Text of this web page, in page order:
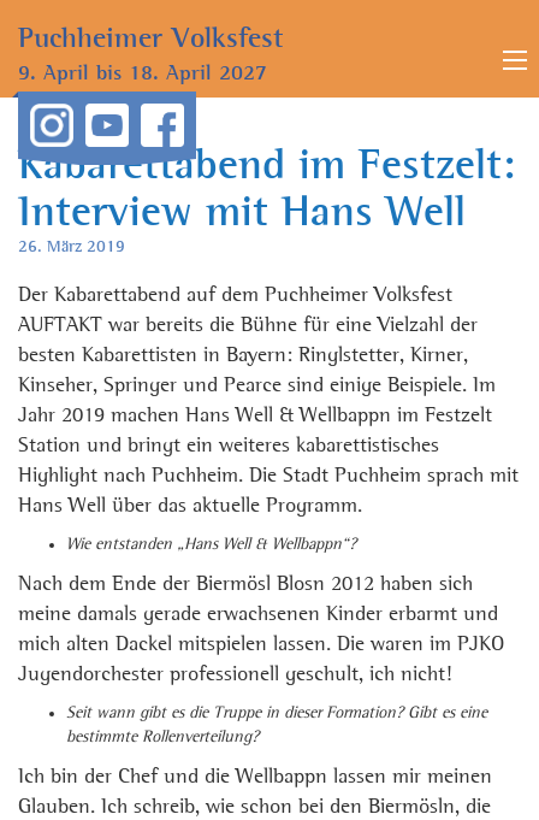
Puchheimer Volksfest
9. April bis 18. April 2027
Kabarettabend im Festzelt:
Interview mit Hans Well
26. März 2019
Der Kabarettabend auf dem Puchheimer Volksfest
AUFTAKT war bereits die Bühne für eine Vielzahl der
besten Kabarettisten in Bayern: Ringlstetter, Kirner,
Kinseher, Springer und Pearce sind einige Beispiele. Im
Jahr 2019 machen Hans Well & Wellbappn im Festzelt
Station und bringt ein weiteres kabarettistisches
Highlight nach Puchheim. Die Stadt Puchheim sprach mit
Hans Well über das aktuelle Programm.
Wie entstanden „Hans Well & Wellbappn“?
Nach dem Ende der Biermösl Blosn 2012 haben sich
meine damals gerade erwachsenen Kinder erbarmt und
mich alten Dackel mitspielen lassen. Die waren im PJKO
Jugendorchester professionell geschult, ich nicht!
Seit wann gibt es die Truppe in dieser Formation? Gibt es eine
bestimmte Rollenverteilung?
Ich bin der Chef und die Wellbappn lassen mir meinen
Glauben. Ich schreib, wie schon bei den Biermösln, die